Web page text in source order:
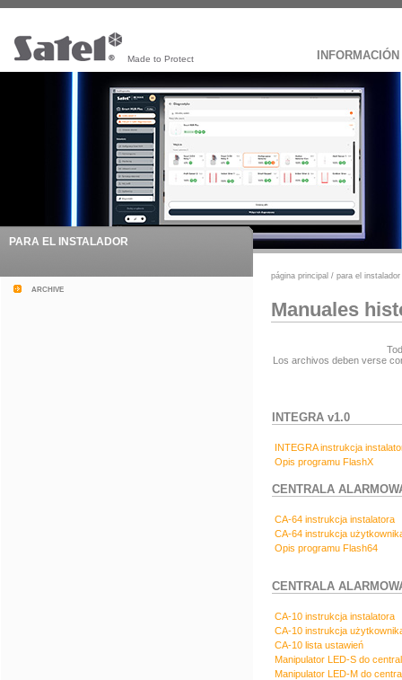
Made to Protect INFORMACIÓN
PARA EL INSTALADOR
archive
página principal / para el instalador
Manuales
Los archivos deben verse
INTEGRA v1.0
INTEGRA instrukcja
Opis programu FlashX
CENTRALA
CA-64 instrukcja instalatora
CA-64 instrukcja
Opis programu Flash64
CENTRALA
CA-10 instrukcja instalatora
CA-10 instrukcja
CA-10 lista ustawień
Manipulator LED-S do
Manipulator LED-M do